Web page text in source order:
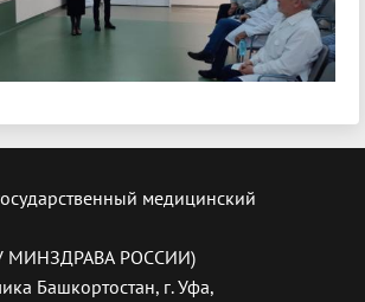
медицинский
МИНЗДРАВА РОССИИ)
Башкортостан, г. Уфа,